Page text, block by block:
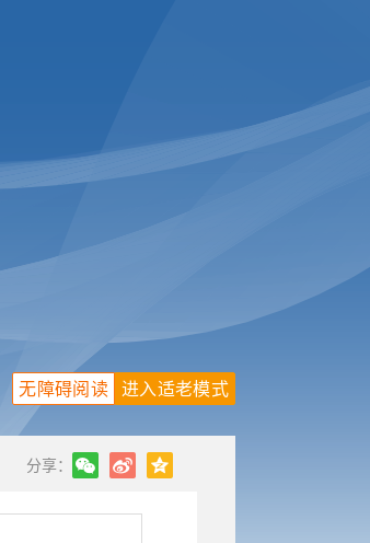
进入适老模式
无障碍阅读
分享：